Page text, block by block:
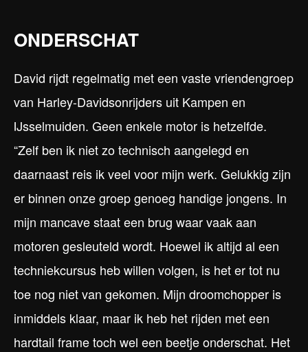
ONDERSCHAT
David rijdt regelmatig met een vaste vriendengroep
van Harley-Davidsonrijders uit Kampen en
IJsselmuiden. Geen enkele motor is hetzelfde.
“Zelf ben ik niet zo technisch aangelegd en
daarnaast reis ik veel voor mijn werk. Gelukkig zijn
er binnen onze groep genoeg handige jongens. In
mijn mancave staat een brug waar vaak aan
motoren gesleuteld wordt. Hoewel ik altijd al een
techniekcursus heb willen volgen, is het er tot nu
toe nog niet van gekomen. Mijn droomchopper is
inmiddels klaar, maar ik heb het rijden met een
hardtail frame toch wel een beetje onderschat. Het